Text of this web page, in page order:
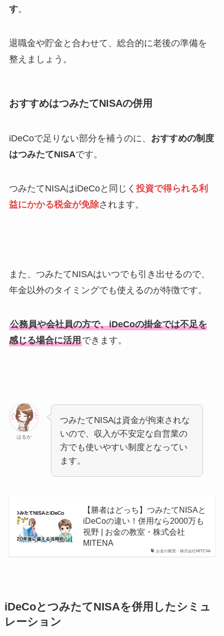
す。
退職金や貯金と合わせて、総合的に老後の準備を
整えましょう。
おすすめはつみたてNISAの併用
iDeCoで足りない部分を補うのに、 おすすめの制度
はつみたてNISAです。
つみたてNISAはiDeCoと同じく 投資で得られる利
益にかかる税金が免除されます。
また、つみたてNISAはいつでも引き出せるので、
年金以外のタイミングでも使えるのが特徴です。
公務員や会社員の方で、iDeCoの掛金では不足を
感じる場合に活用できます。
はるか
つみたてNISAは資金が拘束されな
いので、収入が不安定な自営業の
方でも使いやすい制度となってい
ます。
お金の教室・株式会社MITENA
【勝者はどっち】つみたてNISAと
iDeCoの違い！併用なら2000万も
視野 | お金の教室・株式会社
MITENA
iDeCoとつみたてNISAを併用したシミュ
レーション